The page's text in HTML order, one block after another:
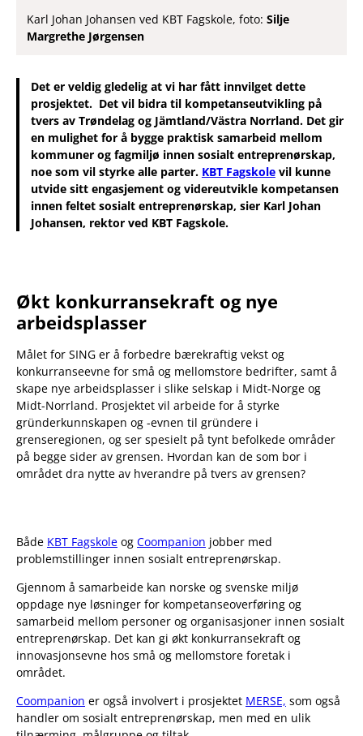
Karl Johan Johansen ved KBT Fagskole, foto: Silje
Margrethe Jørgensen
Det er veldig gledelig at vi har fått innvilget dette
prosjektet. Det vil bidra til kompetanseutvikling på
tvers av Trøndelag og Jämtland/Västra Norrland. Det gir
en mulighet for å bygge praktisk samarbeid mellom
kommuner og fagmiljø innen sosialt entreprenørskap,
noe som vil styrke alle parter. KBT Fagskolevil kunne
utvide sitt engasjement og videreutvikle kompetansen
innen feltet sosialt entreprenørskap, sier Karl Johan
Johansen, rektor ved KBT Fagskole.
Økt konkurransekraft og nye
arbeidsplasser
Målet for SING er å forbedre bærekraftig vekst og
konkurranseevne for små og mellomstore bedrifter, samt å
skape nye arbeidsplasser i slike selskap i Midt-Norge og
Midt-Norrland. Prosjektet vil arbeide for å styrke
gründerkunnskapen og -evnen til gründere i
grenseregionen, og ser spesielt på tynt befolkede områder
på begge sider av grensen. Hvordan kan de som bor i
området dra nytte av hverandre på tvers av grensen?
Både KBT Fagskole og Coompanion jobber med
problemstillinger innen sosialt entreprenørskap.
Gjennom å samarbeide kan norske og svenske miljø
oppdage nye løsninger for kompetanseoverføring og
samarbeid mellom personer og organisasjoner innen sosialt
entreprenørskap. Det kan gi økt konkurransekraft og
innovasjonsevne hos små og mellomstore foretak i
området.
Coompanion er også involvert i prosjektet MERSE, som også
handler om sosialt entreprenørskap, men med en ulik